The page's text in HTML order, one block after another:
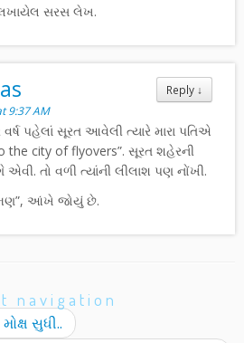
લખાયેલ સરસ લેખ.
Reply ↓
9:37 AM
પહેલાં સૂરત આવેલી ત્યારે મારા પતિએ
the city of flyovers”. સૂરત શહેરની
તો વળી ત્યાંની લીલાશ પણ નોંખી.
આંખે જોયું છે.
navigation
સુધી..